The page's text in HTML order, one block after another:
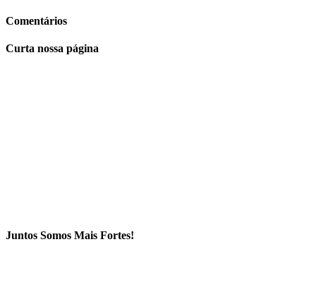
Comentários
Curta nossa página
Juntos Somos Mais Fortes!